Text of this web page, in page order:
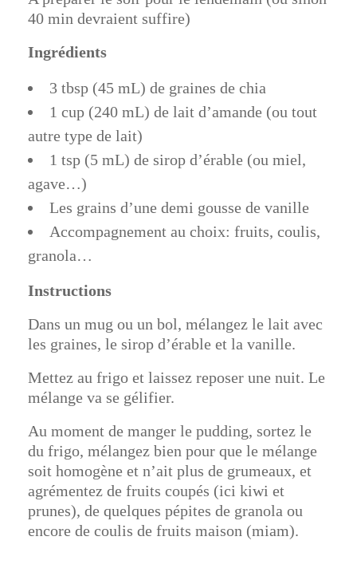
40 min devraient suffire)
Ingrédients
3 tbsp (45 mL) de graines de chia
1 cup (240 mL) de lait d’amande (ou tout
autre type de lait)
1 tsp (5 mL) de sirop d’érable (ou miel,
agave…)
Les grains d’une demi gousse de vanille
Accompagnement au choix: fruits, coulis,
granola…
Instructions
Dans un mug ou un bol, mélangez le lait avec
les graines, le sirop d’érable et la vanille.
Mettez au frigo et laissez reposer une nuit. Le
mélange va se gélifier.
Au moment de manger le pudding, sortez le
du frigo, mélangez bien pour que le mélange
soit homogène et n’ait plus de grumeaux, et
agrémentez de fruits coupés (ici kiwi et
prunes), de quelques pépites de granola ou
encore de coulis de fruits maison (miam).